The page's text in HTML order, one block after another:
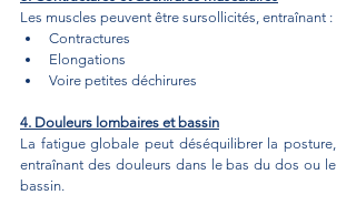
Les muscles peuvent être sursollicités, entraînant :
Contractures
Elongations
Voire petites déchirures
4. Douleurs lombaires et bassin
La fatigue globale peut déséquilibrer la posture,
entraînant des douleurs dans le bas du dos ou le
bassin.